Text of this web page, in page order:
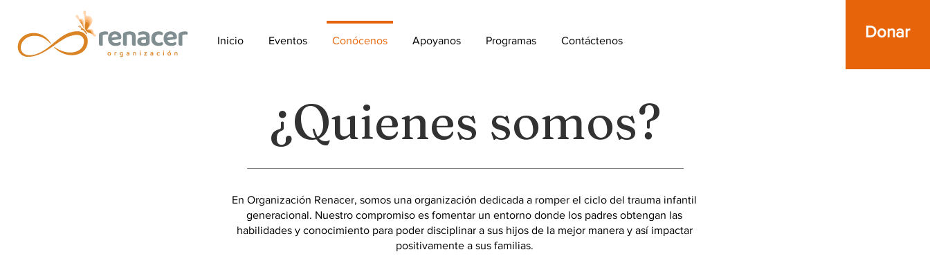
Inicio Eventos Conócenos Apoyanos Programas Contáctenos Donar
¿Quienes somos?
En Organización Renacer, somos una organización dedicada a romper el ciclo del trauma infantil
generacional. Nuestro compromiso es fomentar un entorno donde los padres obtengan las
habilidades y conocimiento para poder disciplinar a sus hijos de la mejor manera y así impactar
positivamente a sus familias.